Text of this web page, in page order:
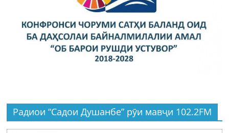
Радиои “Садои Душанбе” рӯи мавҷи 102.2FM